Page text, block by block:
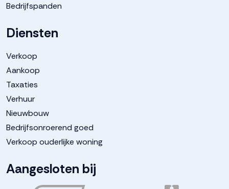
Bedrijfspanden
Diensten
Verkoop
Aankoop
Taxaties
Verhuur
Nieuwbouw
Bedrijfsonroerend goed
Verkoop ouderlijke woning
Aangesloten bij